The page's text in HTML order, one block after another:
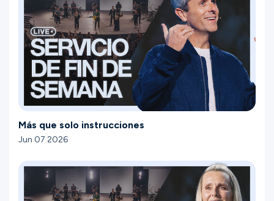
Más que solo instrucciones
Jun 07 2026